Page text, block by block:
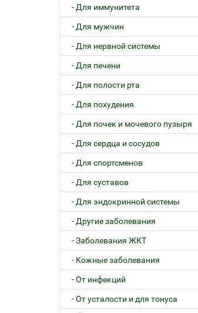
- Для иммунитета
- Для мужчин
- Для нервной системы
- Для печени
- Для полости рта
- Для похудения
- Для почек и мочевого пузыря
- Для сердца и сосудов
- Для спортсменов
- Для суставов
- Для эндокринной системы
- Другие заболевания
- Заболевания ЖКТ
- Кожные заболевания
- От инфекций
- От усталости и для тонуса